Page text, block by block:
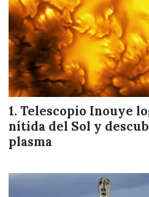
Telescopio Inouye
nítida del Sol y
plasma